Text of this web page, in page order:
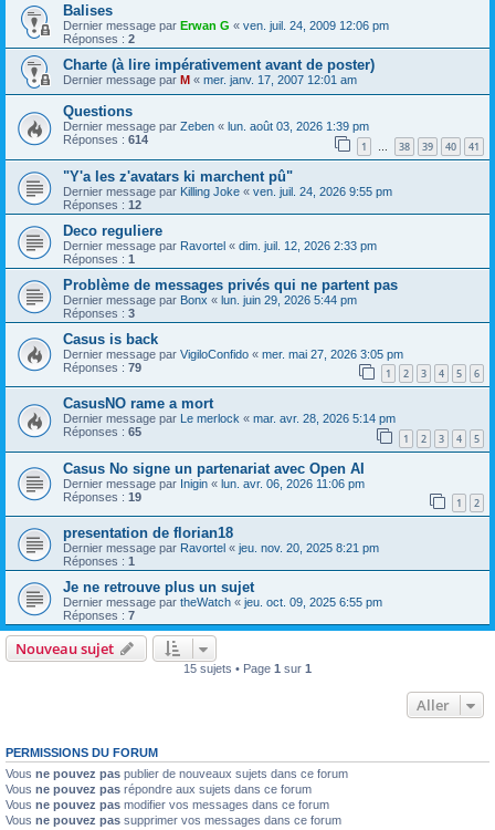
Balises
Dernier message par Erwan G « ven. juil. 24, 2009 12:06 pm
Réponses : 2
Charte (à lire impérativement avant de poster)
Dernier message par M « mer. janv. 17, 2007 12:01 am
Questions
Dernier message par Zeben « lun. août 03, 2026 1:39 pm
Réponses : 614 1 … 38 39 40 41
"Y'a les z'avatars ki marchent pû"
Dernier message par Killing Joke « ven. juil. 24, 2026 9:55 pm
Réponses : 12
Deco reguliere
Dernier message par Ravortel « dim. juil. 12, 2026 2:33 pm
Réponses : 1
Problème de messages privés qui ne partent pas
Dernier message par Bonx « lun. juin 29, 2026 5:44 pm
Réponses : 3
Casus is back
Dernier message par VigiloConfido « mer. mai 27, 2026 3:05 pm
Réponses : 79 1 2 3 4 5 6
CasusNO rame a mort
Dernier message par Le merlock « mar. avr. 28, 2026 5:14 pm
Réponses : 65 1 2 3 4 5
Casus No signe un partenariat avec Open AI
Dernier message par Inigin « lun. avr. 06, 2026 11:06 pm
Réponses : 19 1 2
presentation de florian18
Dernier message par Ravortel « jeu. nov. 20, 2025 8:21 pm
Réponses : 1
Je ne retrouve plus un sujet
Dernier message par theWatch « jeu. oct. 09, 2025 6:55 pm
Réponses : 7
Nouveau sujet
15 sujets • Page 1 sur 1
Aller
PERMISSIONS DU FORUM
Vous ne pouvez pas publier de nouveaux sujets dans ce forum
Vous ne pouvez pas répondre aux sujets dans ce forum
Vous ne pouvez pas modifier vos messages dans ce forum
Vous ne pouvez pas supprimer vos messages dans ce forum